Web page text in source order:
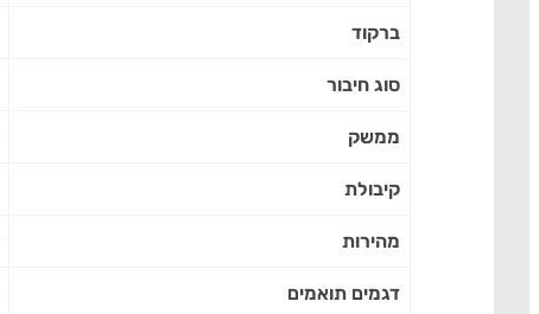
ברקוד
סוג חיבור
ממשק
קיבולת
מהירות
דגמים תואמים